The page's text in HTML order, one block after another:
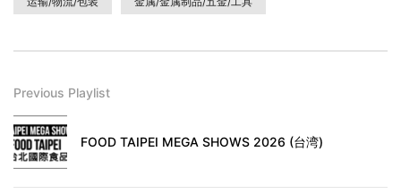
Previous Playlist
FOOD TAIPEI MEGA SHOWS 2026 (台湾)